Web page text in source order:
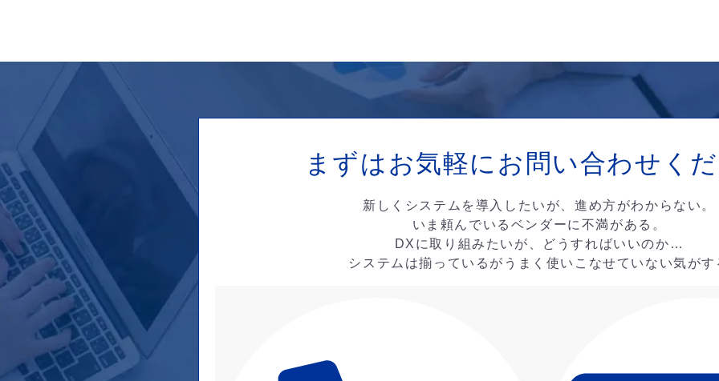
まずはお気軽に お問い合わせく
新しくシステムを導入したいが、進め方がわからない。
いま頼んでいるベンダーに不満がある。
DXに取り組みたいが、どうすればいいのか…
システムは揃っているがうまく使いこなせていない気がす